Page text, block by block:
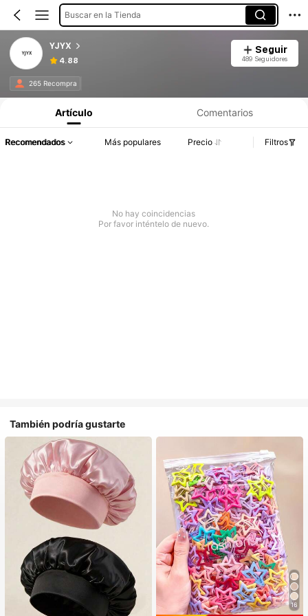
Buscar en la Tienda
YJYX
4.88
Seguir
489 Seguidores
265 Recompra
Artículo Comentarios
Recomendados Más populares Precio Filtros
No hay coincidencias
Por favor inténtelo de nuevo.
También podría gustarte
#1 Más vendidos
en Multicolor Gorros para el pelo para mujer
16